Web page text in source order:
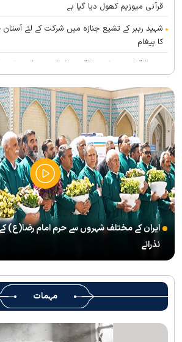
قرآنی میوزیم کھول دیا گیا ہے
شہید رہبر کے تشیع جنازہ میں شرکت کے لئے
کا پیغام
بین الاقوامی سطح پر ’’قومو للہ‘‘ نعرے کی
انعقاد
’’قائد الامۃ‘‘ کے عنوان سے لائیو ٹی وی پروگرام
رہبرشہید کے سوگواروں کے لئے کرامت رضوی
پذیرائي کا وسیع انتظام
(( آقای شہید ایران )) نامی چار جلدوں پر مشتمل
آگئی
شہید رہبر(رح) ایک قرآنی نابغہ اور قرآنی
شخصیت تھے؛ استاد پناہی
رہبرشہید کے وداع کے ا یام میں حرم مطہر رضوی
رہبرشہید ( رحمت اللہ علیہ ) کی یاد میں رضوی
میں تعزیتی جلسوں اور خصوصی پروگراموں کا
روضہ منورہ امام رضا(ع) کے خدام ، سوگوار زائرین
کی خدمات فراہم کرنے کے لئے تیار ہیں
جارجیا کے 130 رکنی مذہبی و ثقافتی وفد
کی جانب سےخصوصی استقبال
ایران کے مختلف شہروں سے حرم امام رضا(ع)
نذرانے
مہمات